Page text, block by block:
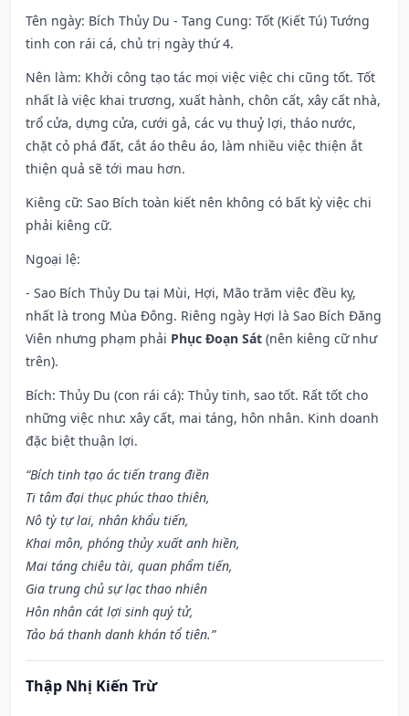
Tên ngày: Bích Thủy Du - Tang Cung: Tốt (Kiết Tú) Tướng
tinh con rái cá, chủ trị ngày thứ 4.
Nên làm: Khởi công tạo tác mọi việc việc chi cũng tốt. Tốt
nhất là việc khai trương, xuất hành, chôn cất, xây cất nhà,
trổ cửa, dựng cửa, cưới gả, các vụ thuỷ lợi, tháo nước,
chặt cỏ phá đất, cắt áo thêu áo, làm nhiều việc thiện ắt
thiện quả sẽ tới mau hơn.
Kiêng cữ: Sao Bích toàn kiết nên không có bất kỳ việc chi
phải kiêng cữ.
Ngoại lệ:
- Sao Bích Thủy Du tại Mùi, Hợi, Mão trăm việc đều kỵ,
nhất là trong Mùa Đông. Riêng ngày Hợi là Sao Bích Đăng
Viên nhưng phạm phải Phục Đoạn Sát (nên kiêng cữ như
trên).
Bích: Thủy Du (con rái cá): Thủy tinh, sao tốt. Rất tốt cho
những việc như: xây cất, mai táng, hôn nhân. Kinh doanh
đặc biệt thuận lợi.
“Bích tinh tạo ác tiến trang điền
Ti tâm đại thục phúc thao thiên,
Nô tỳ tự lai, nhân khẩu tiến,
Khai môn, phóng thủy xuất anh hiền,
Mai táng chiêu tài, quan phẩm tiến,
Gia trung chủ sự lạc thao nhiên
Hôn nhân cát lợi sinh quý tử,
Tảo bá thanh danh khán tổ tiên.”
Thập Nhị Kiến Trừ